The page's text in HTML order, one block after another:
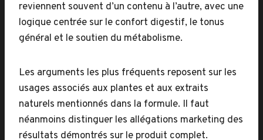
reviennent souvent d’un contenu à l’autre, avec une
logique centrée sur le confort digestif, le tonus
général et le soutien du métabolisme.
Les arguments les plus fréquents reposent sur les
usages associés aux plantes et aux extraits
naturels mentionnés dans la formule. Il faut
néanmoins distinguer les allégations marketing des
résultats démontrés sur le produit complet.